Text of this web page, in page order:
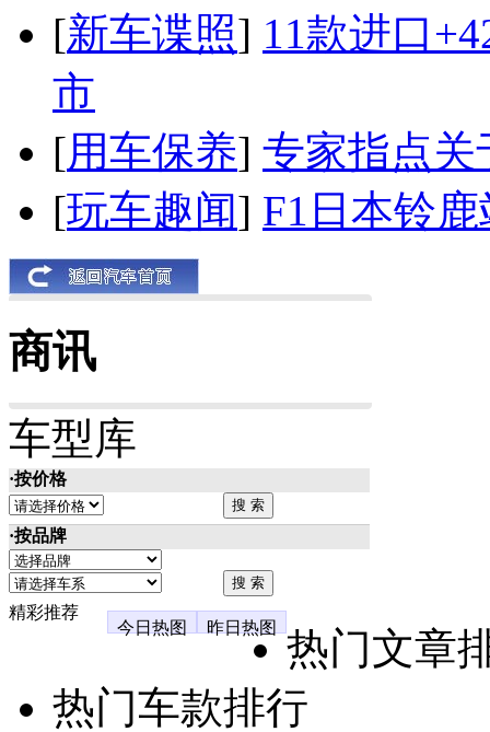
[新车谍照] 11款进口
市
[用车保养] 专家指点关
[玩车趣闻] F1日本铃
商讯
车型库
·按价格
·按品牌
精彩推荐
今日热图
昨日热图
热门文章
热门车款排行